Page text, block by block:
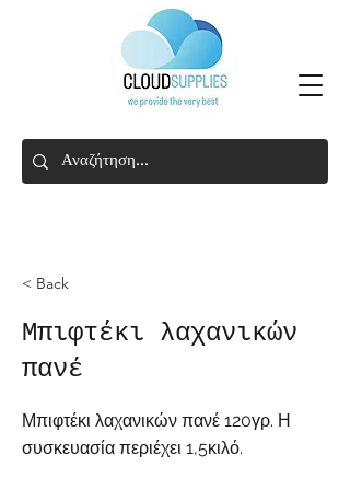
< Back
Μπιφτέκι λαχανικών
πανέ
Μπιφτέκι λαχανικών πανέ 120γρ. Η
συσκευασία περιέχει 1,5κιλό.